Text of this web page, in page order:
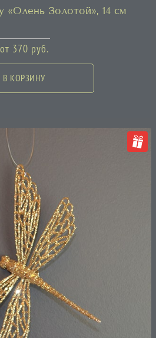
«Олень Золотой», 14 см
от 370 руб.
В КОРЗИНУ